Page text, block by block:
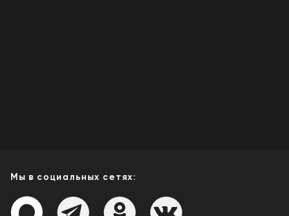
Мы в социальных сетях: